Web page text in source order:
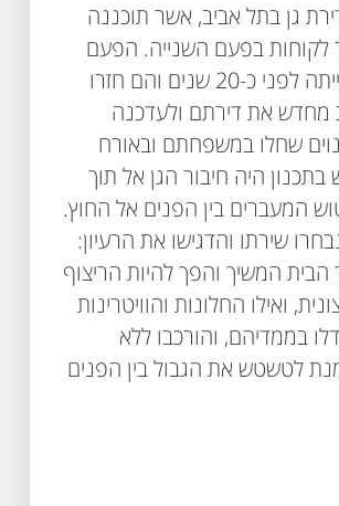
גן בתל אביב, אשר תוכננה
לקוחות בפעם השנייה. הפעם
הראשונה הייתה לפני כ-20 שנים והם חזרו
מחדש את דירתם ולעדכנה
שחלו במשפחתם ובאורח
היה חיבור הגן אל תוך
המעברים בין הפנים אל החוץ.
שירתו והדגישו את הרעיון:
הבית המשיך והפך להיות הריצוף
ואילו החלונות והוויטרינות
בממדיהם, והורכבו ללא
לטשטש את הגבול בין הפנים